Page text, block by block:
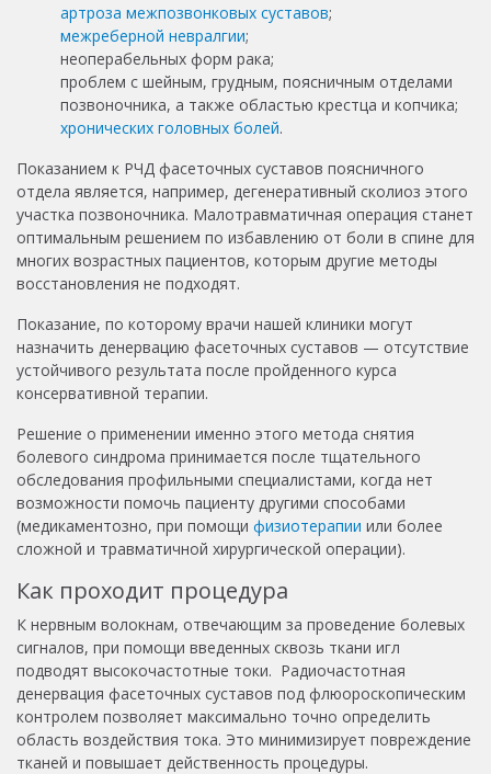
артроза межпозвонковых суставов;
межреберной невралгии;
неоперабельных форм рака;
проблем с шейным, грудным, поясничным отделами
позвоночника, а также областью крестца и копчика;
хронических головных болей.
Показанием к РЧД фасеточных суставов поясничного
отдела является, например, дегенеративный сколиоз этого
участка позвоночника. Малотравматичная операция станет
оптимальным решением по избавлению от боли в спине для
многих возрастных пациентов, которым другие методы
восстановления не подходят.
Показание, по которому врачи нашей клиники могут
назначить денервацию фасеточных суставов — отсутствие
устойчивого результата после пройденного курса
консервативной терапии.
Решение о применении именно этого метода снятия
болевого синдрома принимается после тщательного
обследования профильными специалистами, когда нет
возможности помочь пациенту другими способами
(медикаментозно, при помощи физиотерапии или более
сложной и травматичной хирургической операции).
Как проходит процедура
К нервным волокнам, отвечающим за проведение болевых
сигналов, при помощи введенных сквозь ткани игл
подводят высокочастотные токи. Радиочастотная
денервация фасеточных суставов под флюороскопическим
контролем позволяет максимально точно определить
область воздействия тока. Это минимизирует повреждение
тканей и повышает действенность процедуры.